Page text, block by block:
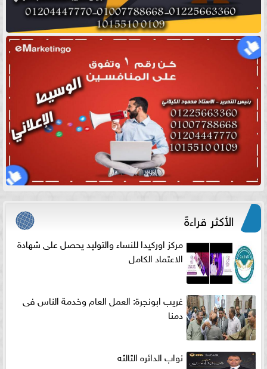
الأكثر قراءةً
مركز اوركيدا للنساء والتوليد يحصل على شهادة
الاعتماد الكامل
غريب ابونجرة: العمل العام وخدمة الناس فى
دمنا
نواب الدائره الثالثه